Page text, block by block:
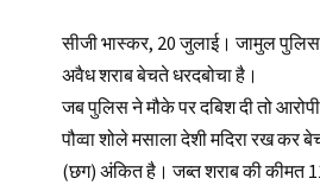
सीजी भास्कर, 20 जुलाई। जामुल पुलिस
अवैध शराब बेचते धरदबोचा है‌।
जब पुलिस ने मौके पर दबिश दी तो
पौव्वा शोले मसाला देशी मदिरा रख कर
(छग) अंकित है। जब्त शराब की कीमत